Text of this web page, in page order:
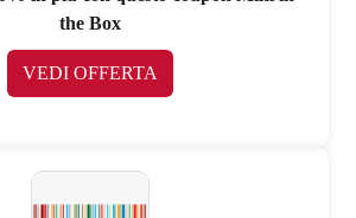
the Box
VEDI OFFERTA